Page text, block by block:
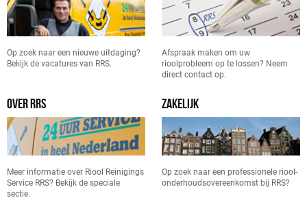
Op zoek naar een nieuwe uitdaging?
Bekijk de vacatures van RRS.
Afspraak maken om uw
rioolprobleem op te lossen? Neem
direct contact op.
OVER RRS
Meer informatie over Riool Reinigings
Service RRS? Bekijk de speciale
sectie.
ZAKELIJK
Op zoek naar een professionele riool-
onderhoudsovereenkomst bij RRS?